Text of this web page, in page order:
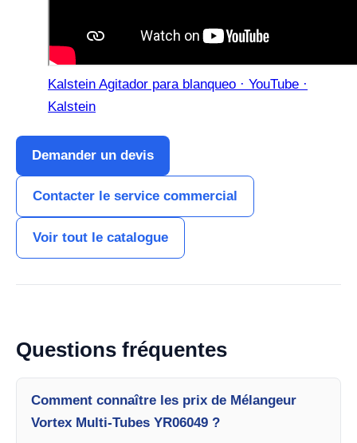
Kalstein Agitador para blanqueo · YouTube ·
Kalstein
Demander un devis
Contacter le service commercial
Voir tout le catalogue
Questions fréquentes
Comment connaître les prix de Mélangeur
Vortex Multi-Tubes YR06049 ?